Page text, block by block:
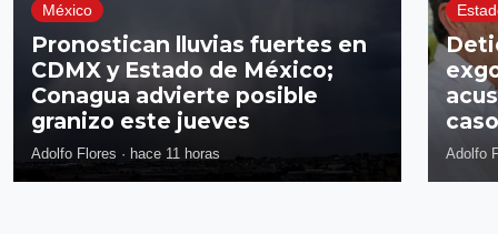
México
Pronostican lluvias fuertes en
CDMX y Estado de México;
Conagua advierte posible
granizo este jueves
Adolfo Flores · hace 11 horas Adolfo